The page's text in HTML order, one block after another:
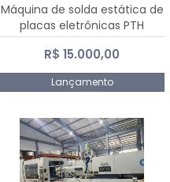
Máquina de solda estática de
placas eletrônicas PTH
DIALSAT
R$ 15.000,00
Lançamento